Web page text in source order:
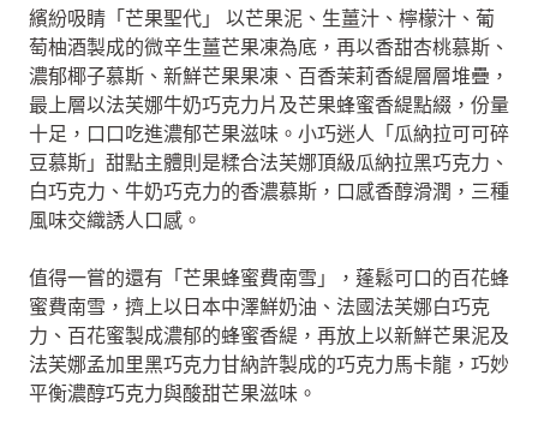
繽紛吸睛「芒果聖代」 以芒果泥、生薑汁、檸檬汁、葡
萄柚酒製成的微辛生薑芒果凍為底，再以香甜杏桃慕斯、
濃郁椰子慕斯、新鮮芒果果凍、百香茉莉香緹層層堆疊，
最上層以法芙娜牛奶巧克力片及芒果蜂蜜香緹點綴，份量
十足，口口吃進濃郁芒果滋味。小巧迷人「瓜納拉可可碎
豆慕斯」甜點主體則是糅合法芙娜頂級瓜納拉黑巧克力、
白巧克力、牛奶巧克力的香濃慕斯，口感香醇滑潤，三種
風味交織誘人口感。
值得一嘗的還有「芒果蜂蜜費南雪」，蓬鬆可口的百花蜂
蜜費南雪，擠上以日本中澤鮮奶油、法國法芙娜白巧克
力、百花蜜製成濃郁的蜂蜜香緹，再放上以新鮮芒果泥及
法芙娜孟加里黑巧克力甘納許製成的巧克力馬卡龍，巧妙
平衡濃醇巧克力與酸甜芒果滋味。